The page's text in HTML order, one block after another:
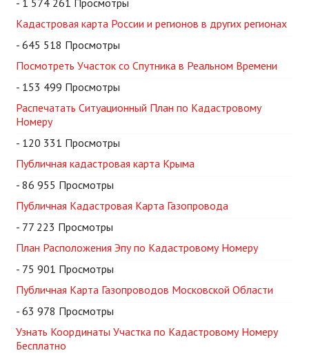
Кадастровая карта России и регионов в других регионах
- 645 518 Просмотры
Посмотреть Участок со Спутника в Реальном Времени
- 153 499 Просмотры
Распечатать Ситуационный План по Кадастровому
Номеру
- 120 331 Просмотры
Публичная кадастровая карта Крыма
- 86 955 Просмотры
Публичная Кадастровая Карта Газопровода
- 77 223 Просмотры
План Расположения Эпу по Кадастровому Номеру
- 75 901 Просмотры
Публичная Карта Газопроводов Московской Области
- 63 978 Просмотры
Узнать Координаты Участка по Кадастровому Номеру
Бесплатно